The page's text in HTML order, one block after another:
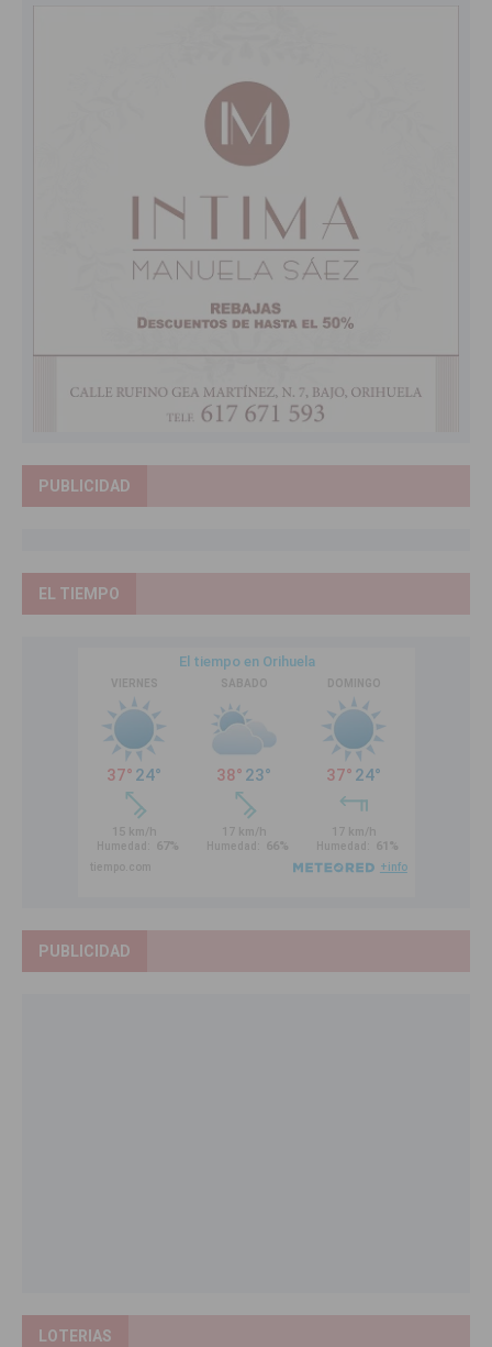
PUBLICIDAD
EL TIEMPO
PUBLICIDAD
LOTERIAS